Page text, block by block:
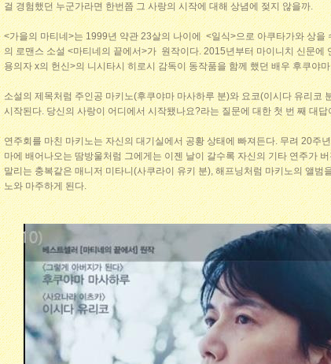
걸 경험했던 누군가라면 한번쯤 그 사랑의 시작에 대해 상념에 젖지 않을까.
<가을의 마티네>는 1999년 약관 23살의 나이에 <일식>으로 아쿠타가와 상을
의 로맨스 소설 <마티네의 끝에서>가 원작이다. 2015년부터 마이니치 신문에
용의자 x의 헌신>의 니시타시 히로시 감독이 동작품을 함께 했던 배우 후쿠야
소설의 제목처럼 주인공 마키노(후쿠야마 마사하루 분)와 요코(이시다 유리코
시작된다. 당신의 사랑이 어디에서 시작됐나요?라는 질문에 대한 첫 번 째 대
연주회를 마친 마키노는 자신의 대기실에서 공황 상태에 빠져든다. 무려 20주
마에 배어나오는 땀방울처럼 그에게는 이젠 날이 갈수록 자신의 기타 연주가
말리는 충복같은 매니저 미타니(사쿠라이 유키 분), 해프닝처럼 마키노의 앨범
노와 마주하게 된다.